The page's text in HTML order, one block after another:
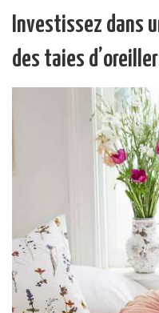
Investissez dans
des taies